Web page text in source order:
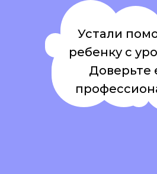
Устали
ребенку с
Доверьте